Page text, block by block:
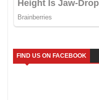
FIND US ON FACEBOOK